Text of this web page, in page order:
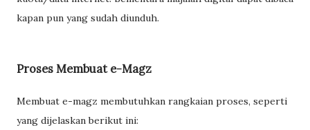
kapan pun yang sudah diunduh.
Proses Membuat e-Magz
Membuat e-magz membutuhkan rangkaian proses, seperti
yang dijelaskan berikut ini: